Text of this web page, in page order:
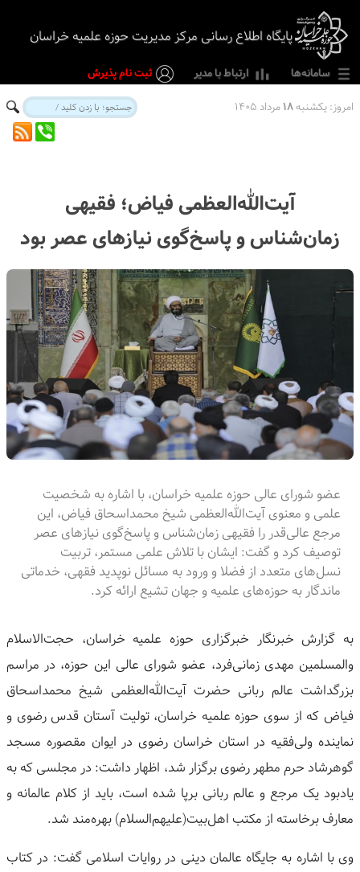
پایگاه اطلاع رسانی مرکز مدیریت حوزه علمیه خراسان
امروز:یکشنبه۱۸مرداد ۱۴۰۵
سامانه‌ها ارتباط با مدیر ثبت نام پذیرش
آیت‌الله‌العظمی فیاض؛ فقیهی
زمان‌شناس و پاسخ‌گوی نیازهای عصر بود
عضو شورای عالی حوزه علمیه خراسان، با اشاره به شخصیت
علمی و معنوی آیت‌الله‌العظمی شیخ محمداسحاق فیاض، این
مرجع عالی‌قدر را فقیهی زمان‌شناس و پاسخ‌گوی نیازهای عصر
توصیف کرد و گفت: ایشان با تلاش علمی مستمر، تربیت
نسل‌های متعدد از فضلا و ورود به مسائل نوپدید فقهی، خدماتی
ماندگار به حوزه‌های علمیه و جهان تشیع ارائه کرد.
به گزارش خبرنگار خبرگزاری حوزه علمیه خراسان، حجت‌الاسلام
والمسلمین مهدی زمانی‌فرد، عضو شورای عالی این حوزه، در مراسم
بزرگداشت عالم ربانی حضرت آیت‌الله‌العظمی شیخ محمداسحاق
فیاض که از سوی حوزه علمیه خراسان، تولیت آستان قدس رضوی و
نماینده ولی‌فقیه در استان خراسان رضوی در ایوان مقصوره مسجد
گوهرشاد حرم مطهر رضوی برگزار شد، اظهار داشت: در مجلسی که به
یادبود یک مرجع و عالم ربانی برپا شده است، باید از کلام عالمانه و
معارف برخاسته از مکتب اهل‌بیت(علیهم‌السلام) بهره‌مند شد.
وی با اشاره به جایگاه عالمان دینی در روایات اسلامی گفت: در کتاب